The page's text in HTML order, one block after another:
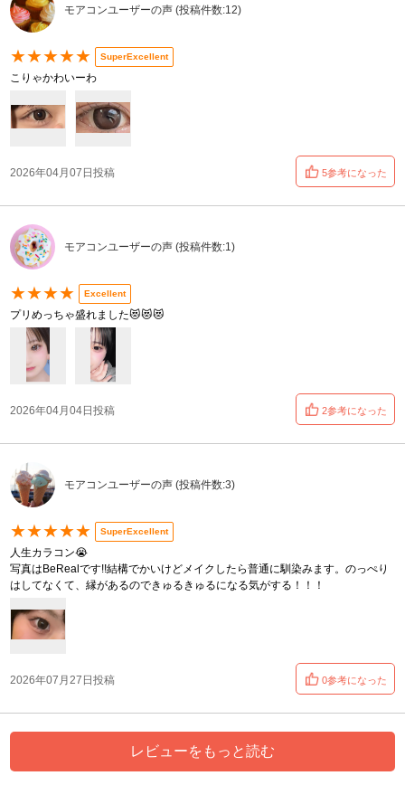
モアコンユーザーの声 (投稿件数:12)
★★★★★ SuperExcellent
こりゃかわいーわ
2026年04月07日投稿 5参考になった
モアコンユーザーの声 (投稿件数:1)
★★★★ Excellent
プリめっちゃ盛れました😻😻😻
2026年04月04日投稿 2参考になった
モアコンユーザーの声 (投稿件数:3)
★★★★★ SuperExcellent
人生カラコン😭
写真はBeRealです!!結構でかいけどメイクしたら普通に馴染みます。のっぺり
はしてなくて、縁があるのできゅるきゅるになる気がする！！！
2026年07月27日投稿 0参考になった
レビューをもっと読む